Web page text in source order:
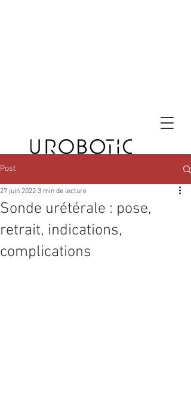
Post
Sonde urétérale : pose,
retrait, indications,
complications
27 juin 2022 3 min de lecture